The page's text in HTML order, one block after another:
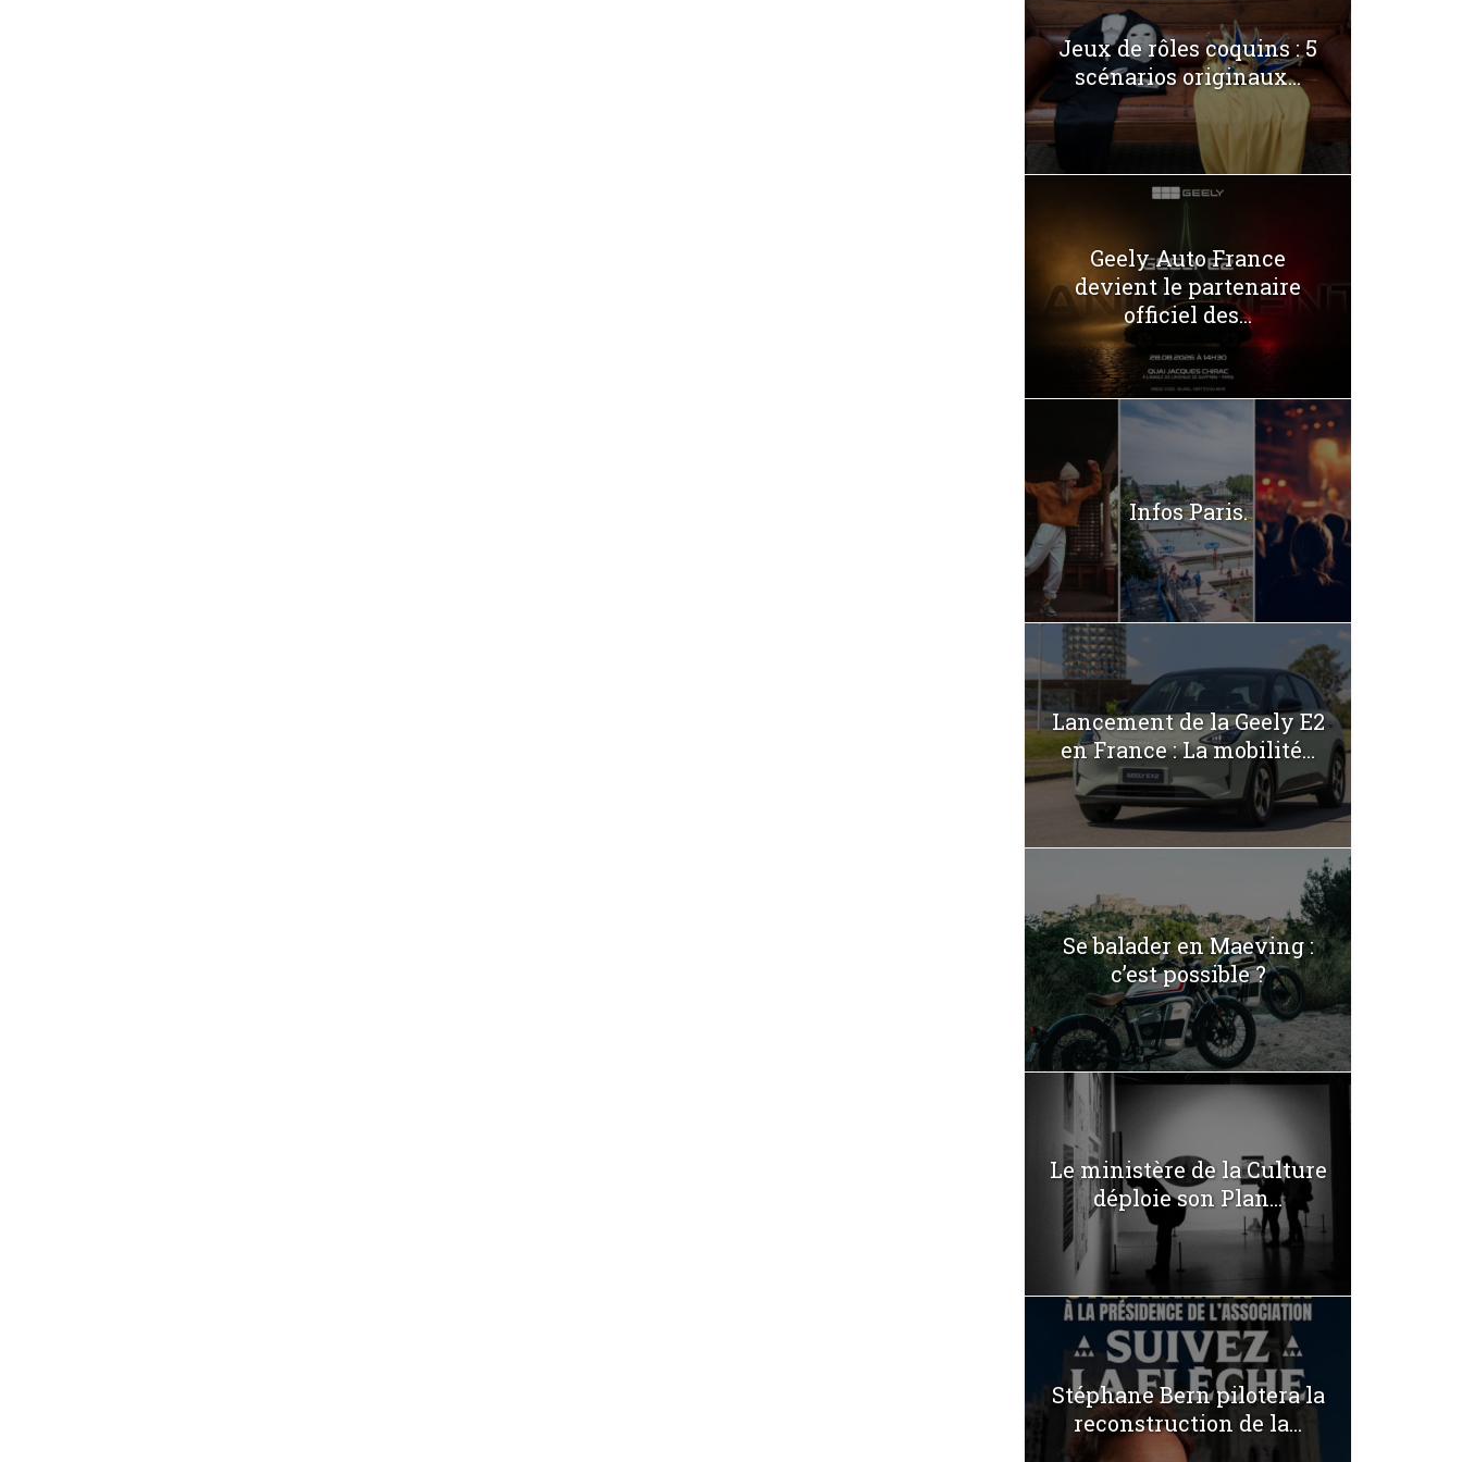
Jeux de rôles coquins : 5
scénarios originaux...
Geely Auto France
devient le partenaire
officiel des...
Infos Paris.
Lancement de la Geely E2
en France : La mobilité...
Se balader en Maeving :
c’est possible ?
Le ministère de la Culture
déploie son Plan...
Stéphane Bern pilotera la
reconstruction de la...